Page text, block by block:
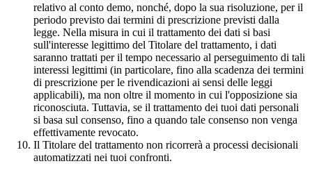
relativo al conto demo, nonché, dopo la sua risoluzione, per il
periodo previsto dai termini di prescrizione previsti dalla
legge. Nella misura in cui il trattamento dei dati si basi
sull'interesse legittimo del Titolare del trattamento, i dati
saranno trattati per il tempo necessario al perseguimento di tali
interessi legittimi (in particolare, fino alla scadenza dei termini
di prescrizione per le rivendicazioni ai sensi delle leggi
applicabili), ma non oltre il momento in cui l'opposizione sia
riconosciuta. Tuttavia, se il trattamento dei tuoi dati personali
si basa sul consenso, fino a quando tale consenso non venga
effettivamente revocato.
Il Titolare del trattamento non ricorrerà a processi decisionali
automatizzati nei tuoi confronti.